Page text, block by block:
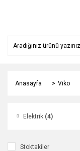
Anasayfa Viko
Elektrik (4)
Stoktakiler